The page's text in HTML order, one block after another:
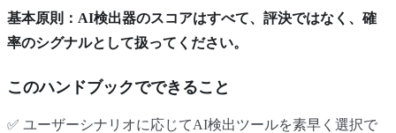
基本原則：AI検出器のスコアはすべて、評決ではなく、確
率のシグナルとして扱ってください。
このハンドブックでできること
✅ ユーザーシナリオに応じてAI検出ツールを素早く選択で